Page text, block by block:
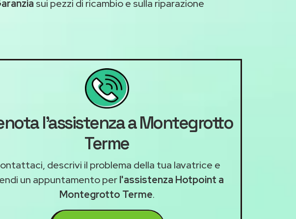
sui pezzi di ricambio e sulla riparazione
l'assistenza a Montegrotto
Terme
descrivi il problema della tua lavatrice e
un appuntamento perl'assistenza Hotpoint a
Montegrotto Terme.